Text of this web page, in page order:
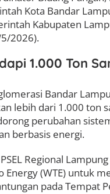
Kota Bandar
Kabupaten
2026).
1.000 Ton
Bandar
lebih dari 1.000 ton
perubahan
berbasis energi.
Regional
Energy (WTE) untuk
pada Tempat